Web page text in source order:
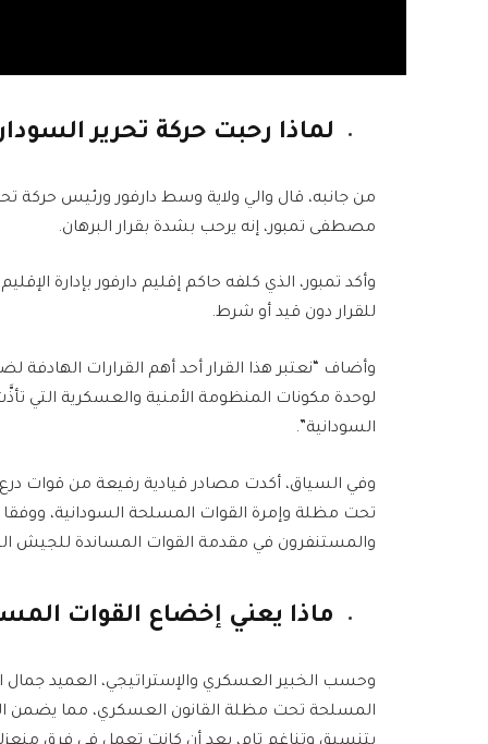
لماذا رحبت حركة تحرير
من جانبه، قال والي ولاية وسط دارفور ورئيس حركة
مصطفى تمبور، إنه يرحب بشدة بقرار البرهان.
وأكد تمبور، الذي كلفه حاكم إقليم دارفور بإدارة
للقرار دون قيد أو شرط.
وأضاف “نعتبر هذا القرار أحد أهم القرارات
لوحدة مكونات المنظومة الأمنية والعسكرية التي
السودانية”.
وفي السياق، أكدت مصادر قيادية رفيعة من قوات درع
تحت مظلة وإمرة القوات المسلحة السودانية، ووفقا
والمستنفرون في مقدمة القوات المساندة للجيش
ماذا يعني إخضاع القوات
وحسب الخبير العسكري والإستراتيجي، العميد جمال
المسلحة تحت مظلة القانون العسكري، مما يضمن